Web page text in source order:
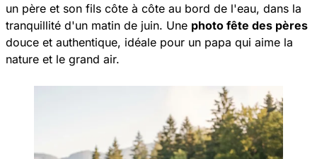
un père et son fils côte à côte au bord de l'eau, dans la
tranquillité d'un matin de juin. Une photo fête des pères
douce et authentique, idéale pour un papa qui aime la
nature et le grand air.